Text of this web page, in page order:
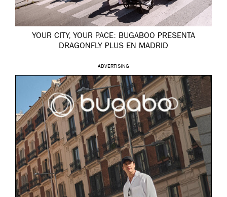
YOUR CITY, YOUR PACE: BUGABOO PRESENTA
DRAGONFLY PLUS EN MADRID
ADVERTISING